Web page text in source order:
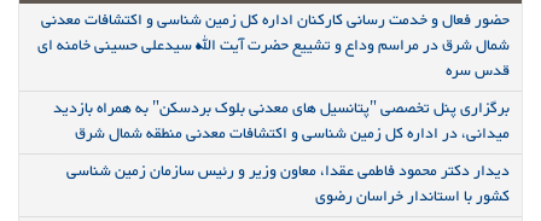
حضور فعال و خدمت رسانی کارکنان اداره کل زمین شناسی و اکتشافات معدنی
شمال شرق در مراسم وداع و تشییع حضرت آیت الله سیدعلی حسینی خامنه ای
قدس سره
برگزاری پنل تخصصی "پتانسیل های معدنی بلوک بردسکن" به همراه بازدید
میدانی، در اداره کل زمین شناسی و اکتشافات معدنی منطقه شمال شرق
دیدار دکتر محمود فاطمی عقدا، معاون وزیر و رئیس سازمان زمین شناسی
کشور با استاندار خراسان رضوی